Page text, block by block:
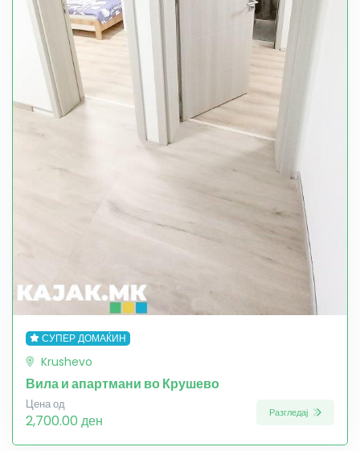
СУПЕР ДОМАЌИН
Krushevo
Вила и апартмани во Крушево
Цена од
2,700.00 ден Разгледај